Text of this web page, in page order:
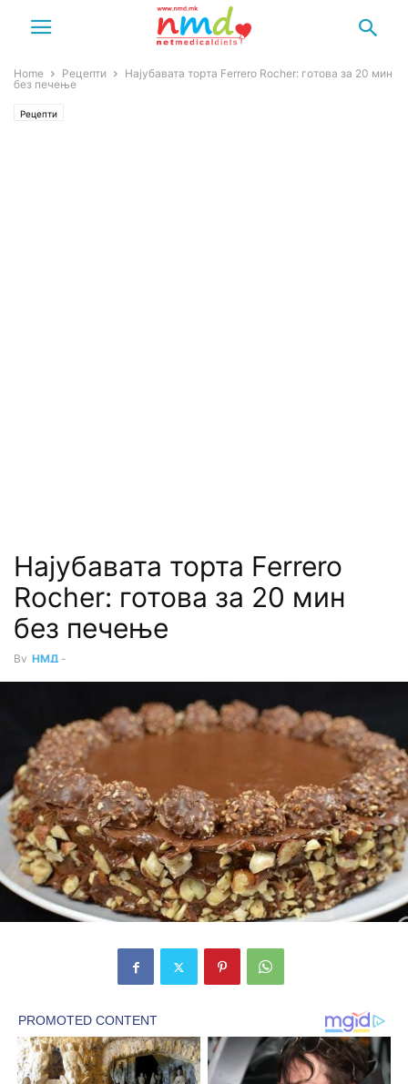
Home Рецепти
Најубавата торта Ferrero Rocher: готова за 20 мин
без печење
Рецепти
Најубавата торта Ferrero
Rocher: готова за 20 мин
без печење
By НМД -